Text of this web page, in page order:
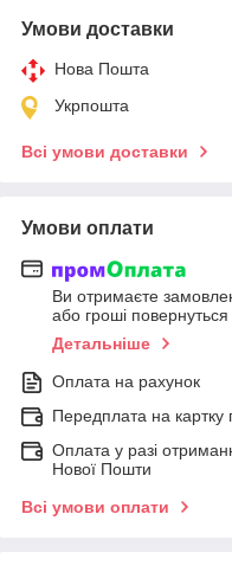
Умови доставки
Нова Пошта
Укрпошта
Всі умови доставки
Умови оплати
Ви отримаєте
або гроші
Детальніше
Оплата на рахунок
Передплата на картку
Оплата у разі
Нової Пошти
Всі умови оплати